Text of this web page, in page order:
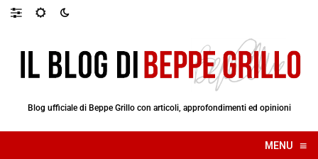
Blog ufficiale di Beppe Grillo con articoli, approfondimenti ed opinioni
MENU ≡
☰